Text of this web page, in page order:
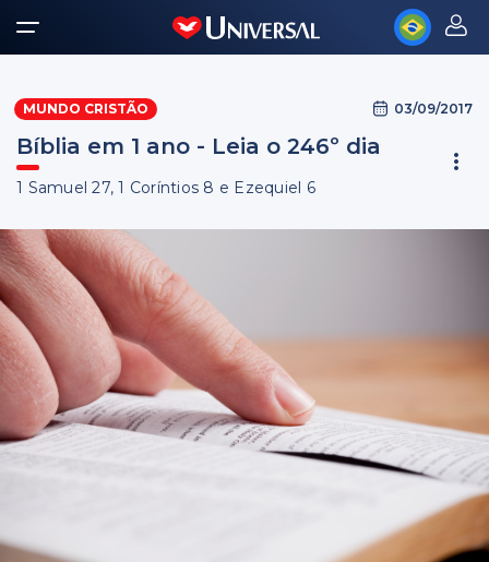
MUNDO CRISTÃO 03/09/2017
Bíblia em 1 ano - Leia o 246º dia
1 Samuel 27, 1 Coríntios 8 e Ezequiel 6